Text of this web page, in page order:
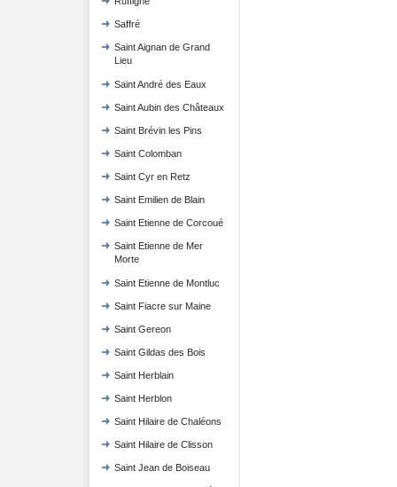
Saffré
Saint Aignan de Grand
Lieu
Saint André des Eaux
Saint Aubin des Châteaux
Saint Brévin les Pins
Saint Colomban
Saint Cyr en Retz
Saint Emilien de Blain
Saint Etienne de Corcoué
Saint Etienne de Mer
Morte
Saint Etienne de Montluc
Saint Fiacre sur Maine
Saint Gereon
Saint Gildas des Bois
Saint Herblain
Saint Herblon
Saint Hilaire de Chaléons
Saint Hilaire de Clisson
Saint Jean de Boiseau